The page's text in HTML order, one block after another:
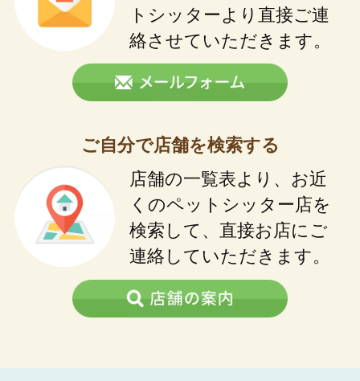
トシッターより直接ご連
絡させていただきます。
ご自分で店舗を検索する
店舗の一覧表より、お近
くのペットシッター店を
検索して、直接お店にご
連絡していただきます。